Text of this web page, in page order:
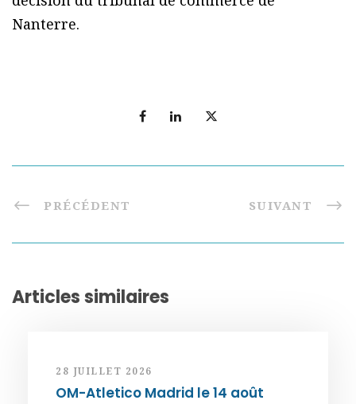
Nanterre.
PRÉCÉDENT SUIVANT
Articles similaires
28 JUILLET 2026
OM-Atletico Madrid le 14 août